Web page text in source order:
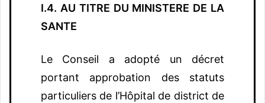
I.4. AU TITRE DU MINISTERE DE LA
SANTE
Le Conseil a adopté un décret
portant approbation des statuts
particuliers de l’Hôpital de district de